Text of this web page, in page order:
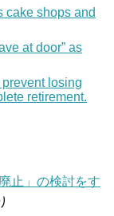
cake shops and
at door” as
losing
retirement.
止」の検討をす